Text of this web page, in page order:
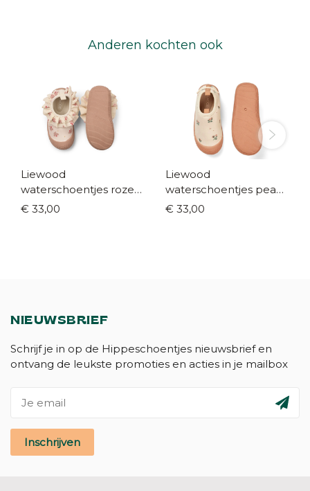
Anderen kochten ook
Liewood
waterschoentjes roze
vlinder (maat 20-30)
€ 33,00
Liewood
waterschoentjes peach
(maat 21-30)
€ 33,00
NIEUWSBRIEF
Schrijf je in op de Hippeschoentjes nieuwsbrief en
ontvang de leukste promoties en acties in je mailbox
Inschrijven